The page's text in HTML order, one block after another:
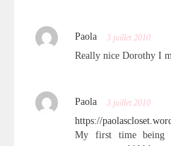
Paola 3 juillet 2010
Really nice Dorothy I
Paola 3 juillet 2010
https://
My first time